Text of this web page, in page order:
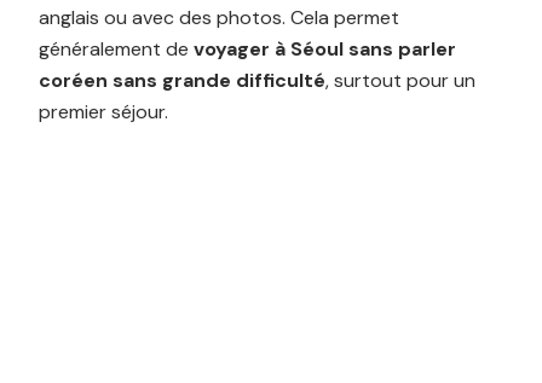
anglais ou avec des photos. Cela permet
généralement de voyager à Séoul sans parler
coréen sans grande difficulté, surtout pour un
premier séjour.